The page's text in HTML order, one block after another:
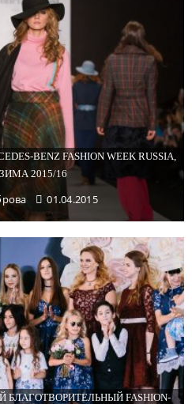
BENZ FASHION WEEK RUSSIA,
2015/16
01.04.2015
FASHION-